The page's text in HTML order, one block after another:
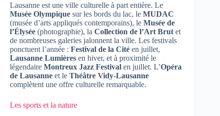
Lausanne est une ville culturelle à part entière. Le
Musée Olympique sur les bords du lac, le MUDAC
(musée d’arts appliqués contemporains), le Musée de
l’Élysée (photographie), la Collection de l’Art Brut et
de nombreuses galeries jalonnent la ville. Les festivals
ponctuent l’année : Festival de la Cité en juillet,
Lausanne Lumières en hiver, et à proximité le
légendaire Montreux Jazz Festival en juillet. L’Opéra
de Lausanne et le Théâtre Vidy-Lausanne
complètent une offre culturelle remarquable.
Les sports et la nature